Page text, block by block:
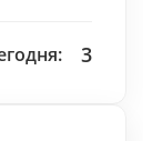
3